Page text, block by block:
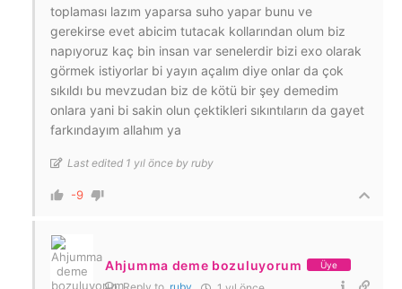
toplaması lazım yaparsa suho yapar bunu ve
gerekirse evet abicim tutacak kollarından olum biz
napıyoruz kaç bin insan var senelerdir bizi exo olarak
görmek istiyorlar bi yayın açalım diye onlar da çok
sıkıldı bu mevzudan biz de kötü bir şey demedim
onlara yani bi sakin olun çektikleri sıkıntıların da gayet
farkındayım allahım ya
Last edited 1 yıl önce by ruby
-9
Ahjumma deme bozuluyorum Üye